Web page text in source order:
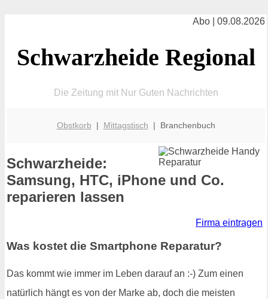
Abo | 09.08.2026
Schwarzheide Regional
Die Zeitung mit Nur Guten Nachrichten
Obstkorb | Mittagstisch | Branchenbuch
Schwarzheide:
Samsung, HTC, iPhone und Co.
reparieren lassen
Firma eintragen
Was kostet die Smartphone Reparatur?
Das kommt wie immer im Leben darauf an :-) Zum einen
natürlich hängt es von der Marke ab, doch die meisten